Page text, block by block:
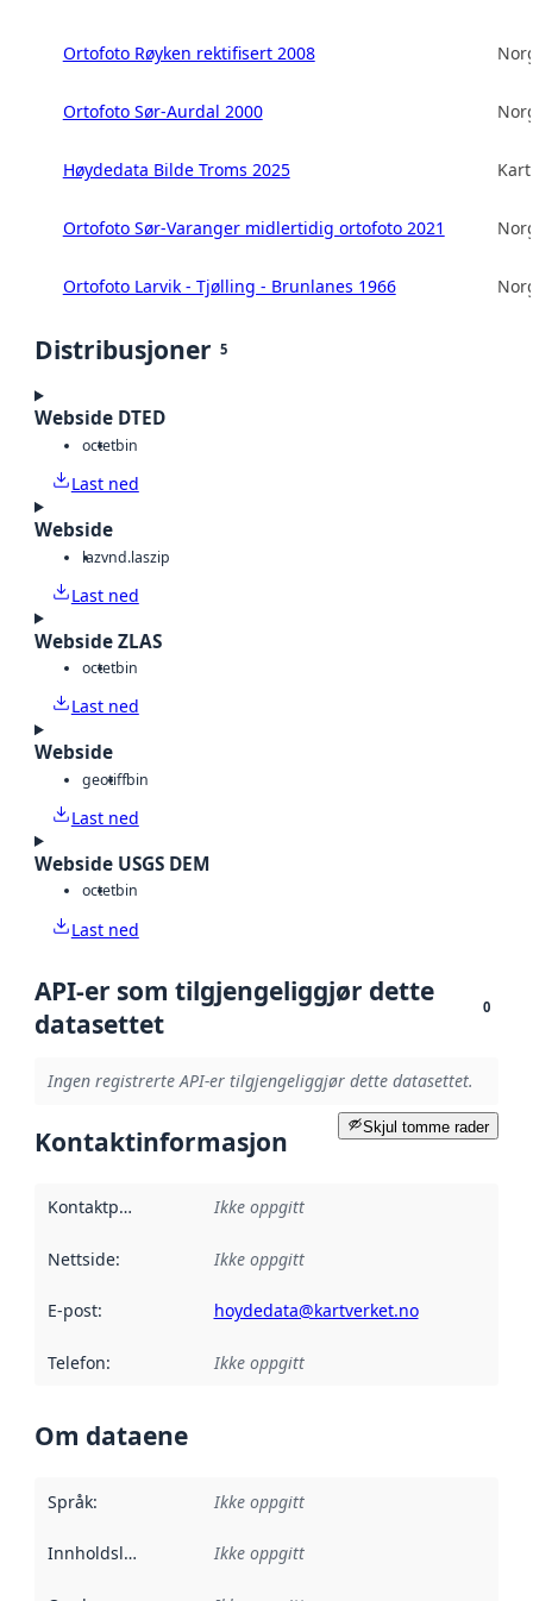
Ortofoto Røyken rektifisert 2008
Ortofoto Sør-Aurdal 2000
Høydedata Bilde Troms 2025
Ortofoto Sør-Varanger midlertidig ortofoto 2021
Ortofoto Larvik - Tjølling - Brunlanes 1966
Distribusjoner 5
Webside DTED
octetbin
Last ned
Webside
lazvnd.laszip
Last ned
Webside ZLAS
octetbin
Last ned
Webside
geotiffbin
Last ned
Webside USGS DEM
octetbin
Last ned
API-er som tilgjengeliggjør dette
datasettet
0
Ingen registrerte API-er tilgjengeliggjør dette datasettet.
Skjul tomme rader
Kontaktinformasjon
Kontaktpunkt Ikke oppgitt
Nettside: Ikke oppgitt
E-post: hoydedata@kartverket.no
Telefon: Ikke oppgitt
Om dataene
Språk: Ikke oppgitt
Innholdsleverandører :
Ikke oppgitt